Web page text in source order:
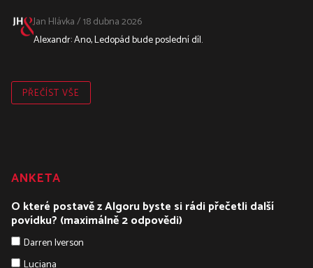
Jan Hlávka/18 dubna 2026
Alexandr: Ano, Ledopád bude poslední díl.
PŘEČÍST VŠE
ANKETA
O které postavě z Algoru byste si rádi přečetli další
povídku? (maximálně 2 odpovědi)
Darren Iverson